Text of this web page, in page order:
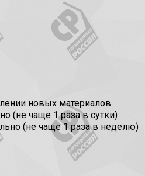
новых материалов
(не чаще 1 раза в сутки)
(не чаще 1 раза в неделю)